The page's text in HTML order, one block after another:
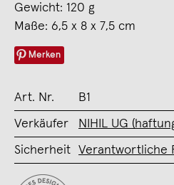
Gewicht: 120 g
Maße: 6,5 x 8 x 7,5 cm
Merken
Art. Nr. B1
Verkäufer NIHIL UG
Sicherheit Verantwortliche